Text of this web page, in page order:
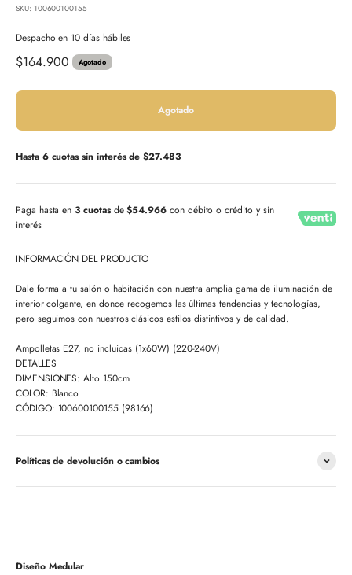
SKU: 100600100155
Despacho en 10 días hábiles
Precio de oferta
$164.900 Agotado
Agotado
Hasta 6 cuotas sin interés de$27.483
Paga hasta en3 cuotasde$54.966 con débito o crédito y sin
interés
INFORMACIÓN DEL PRODUCTO
Dale forma a tu salón o habitación con nuestra amplia gama de iluminación de
interior colgante, en donde recogemos las últimas tendencias y tecnologías,
pero seguimos con nuestros clásicos estilos distintivos y de calidad.
Ampolletas E27, no incluidas (1x60W) (220-240V)
DETALLES
DIMENSIONES: Alto 150cm
COLOR: Blanco
CÓDIGO: 100600100155 (98166)
Políticas de devolución o cambios
Diseño Medular